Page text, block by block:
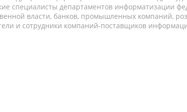
специалисты департаментов информатизации
власти, банков, промышленных компаний,
и сотрудники компаний-поставщиков